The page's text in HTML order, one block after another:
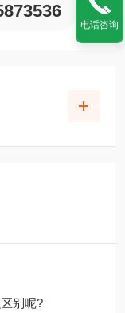
别呢?
电话咨询